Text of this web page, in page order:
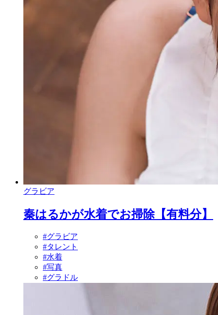
グラビア
秦はるかが水着でお掃除【有料分】
#グラビア
#タレント
#水着
#写真
#グラドル